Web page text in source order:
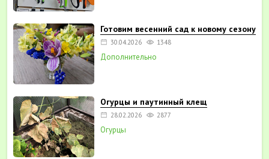
Готовим весенний сад к новому сезону
30.04.2026 1348
Дополнительно
Огурцы и паутинный клещ
28.02.2026 2877
Огурцы